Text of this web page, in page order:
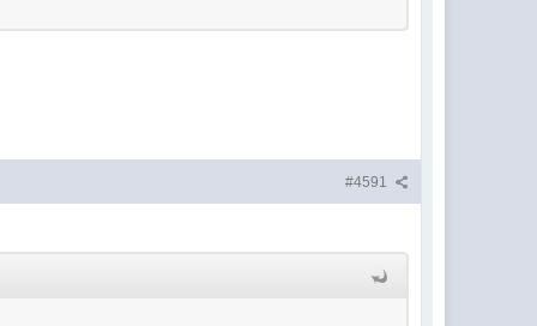
#4591